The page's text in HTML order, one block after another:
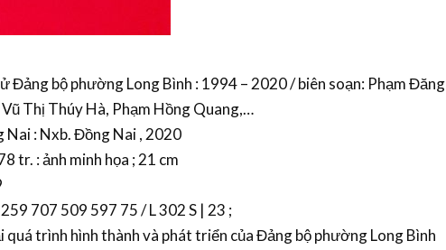
Đảng bộ phường Long Bình : 1994 – 2020 / biên soạn: Phạm Đăng
Vũ Thị Thúy Hà, Phạm Hồng Quang,…
Nai : Nxb. Đồng Nai , 2020
tr. : ảnh minh họa ; 21 cm
707 509 597 75 / L 302 S | 23 ;
quá trình hình thành và phát triển của Đảng bộ phường Long Bình